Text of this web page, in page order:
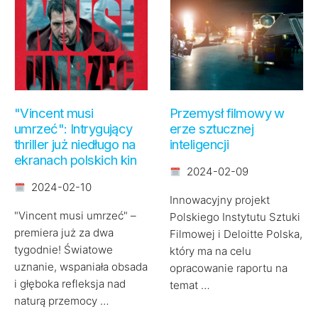
"Vincent musi
umrzeć": Intrygujący
thriller już niedługo na
ekranach polskich kin
2024-02-10
"Vincent musi umrzeć" –
premiera już za dwa
tygodnie! Światowe
uznanie, wspaniała obsada
i głęboka refleksja nad
naturą przemocy …
Przemysł filmowy w
erze sztucznej
inteligencji
2024-02-09
Innowacyjny projekt
Polskiego Instytutu Sztuki
Filmowej i Deloitte Polska,
który ma na celu
opracowanie raportu na
temat …